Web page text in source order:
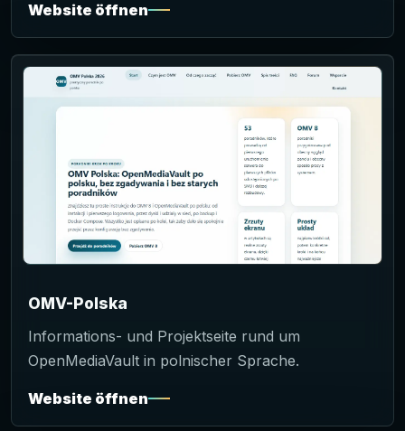
Website öffnen
OMV-Polska
Informations- und Projektseite rund um
OpenMediaVault in polnischer Sprache.
Website öffnen